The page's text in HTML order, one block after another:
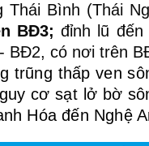
Thái Bình (Thái
BĐ3; đỉnh lũ
BĐ2, có nơi trên
trũng thấp ven
cơ sạt lở bờ
Hóa đến Nghệ